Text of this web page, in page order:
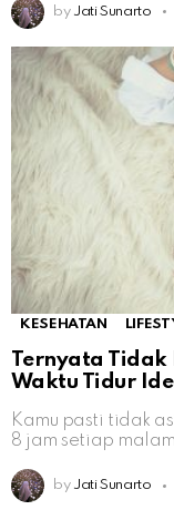
by Jati Sunarto
KESEHATAN
Ternyata Tidak
Waktu Tidur
Kamu pasti tidak
8 jam setiap malam
by Jati Sunarto